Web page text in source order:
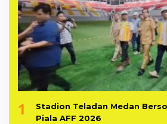
1
Stadion Teladan Medan
Piala AFF 2026